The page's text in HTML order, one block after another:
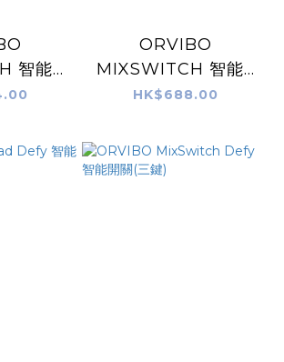
智能4
/灰)
ORVIBO
MIXSWITCH 智能6
位遙控開關 (白/金/灰)
HK$688.00